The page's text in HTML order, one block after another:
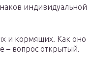
индивидуальной
и кормящих. Как оно
– вопрос открытый.